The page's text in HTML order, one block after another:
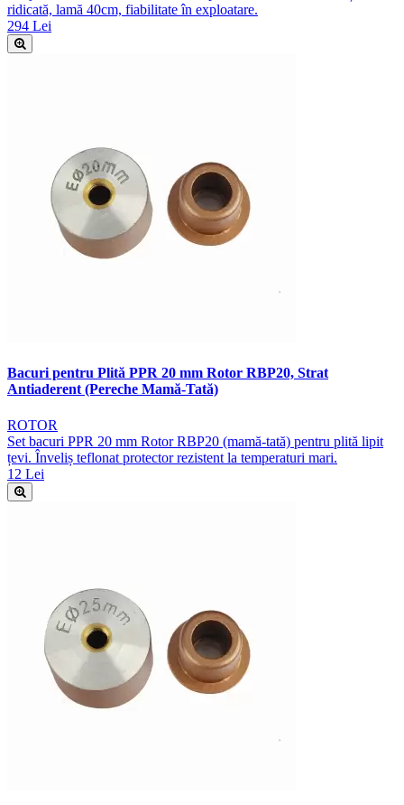
ridicată, lamă 40cm, fiabilitate în exploatare.
294 Lei
Bacuri pentru Plită PPR 20 mm Rotor RBP20, Strat
Antiaderent (Pereche Mamă-Tată)
ROTOR
Set bacuri PPR 20 mm Rotor RBP20 (mamă-tată) pentru plită lipit
țevi. Înveliș teflonat protector rezistent la temperaturi mari.
12 Lei